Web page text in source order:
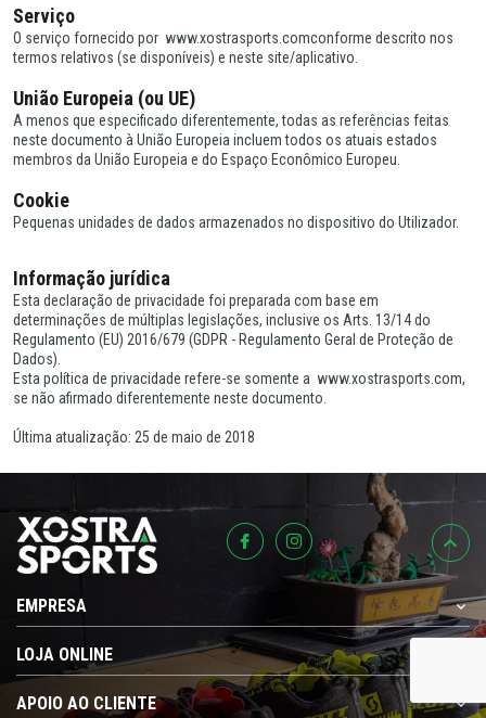
Serviço
O serviço fornecido por www.xostrasports.comconforme descrito nos
termos relativos (se disponíveis) e neste site/aplicativo.
União Europeia (ou UE)
A menos que especificado diferentemente, todas as referências feitas
neste documento à União Europeia incluem todos os atuais estados
membros da União Europeia e do Espaço Econômico Europeu.
Cookie
Pequenas unidades de dados armazenados no dispositivo do Utilizador.
Informação jurídica
Esta declaração de privacidade foi preparada com base em
determinações de múltiplas legislações, inclusive os Arts. 13/14 do
Regulamento (EU) 2016/679 (GDPR - Regulamento Geral de Proteção de
Dados).
Esta política de privacidade refere-se somente a www.xostrasports.com,
se não afirmado diferentemente neste documento.
Última atualização: 25 de maio de 2018
EMPRESA
LOJA ONLINE
APOIO AO CLIENTE